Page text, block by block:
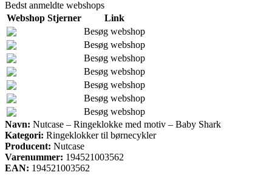
Bedst anmeldte webshops
Webshop Stjerner
Link
Besøg webshop
Besøg webshop
Besøg webshop
Besøg webshop
Besøg webshop
Besøg webshop
Besøg webshop
Navn: Nutcase – Ringeklokke med motiv – Baby Shark
Kategori: Ringeklokker til børnecykler
Producent: Nutcase
Varenummer: 194521003562
EAN: 194521003562